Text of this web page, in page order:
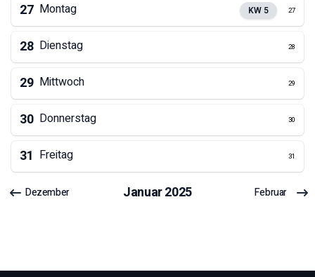
27 Montag KW 5 27
28 Dienstag 28
29 Mittwoch 29
30 Donnerstag 30
31 Freitag 31
Dezember Januar2025 Februar